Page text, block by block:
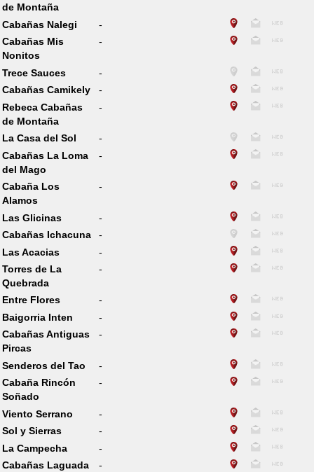
de Montaña
Cabañas Nalegi
-
Cabañas Mis
Nonitos
-
Trece Sauces
-
Cabañas Camikely
-
Rebeca Cabañas
de Montaña
-
La Casa del Sol
-
Cabañas La Loma
del Mago
-
Cabaña Los
Alamos
-
Las Glicinas
-
Cabañas Ichacuna
-
Las Acacias
-
Torres de La
Quebrada
-
Entre Flores
-
Baigorria Inten
-
Cabañas Antiguas
Pircas
-
Senderos del Tao
-
Cabaña Rincón
Soñado
-
Viento Serrano
-
Sol y Sierras
-
La Campecha
-
Cabañas Laguada
-